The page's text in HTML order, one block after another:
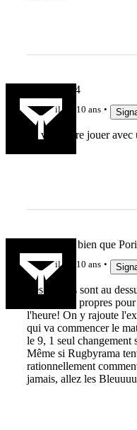
clemclem44
il y a 10 ans
on va encore jouer
Je plaque - bien que
il y a 10 ans
Les anglais sont au
des ballons propres
l'heure! On y rajoute
qui va commencer le
le 9, 1 seul changement
Même si Rugbyrama
rationnellement
jamais, allez les